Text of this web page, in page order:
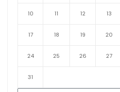
10 11 12 13
17 18 19 20
24 25 26 27
31